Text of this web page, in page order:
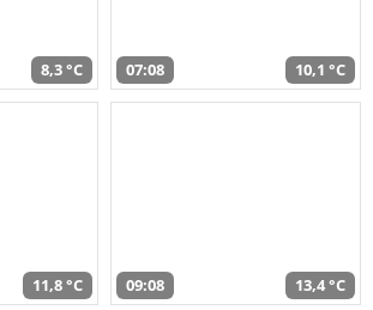
8,3 °C 07:08 10,1 °C
11,8 °C 09:08 13,4 °C